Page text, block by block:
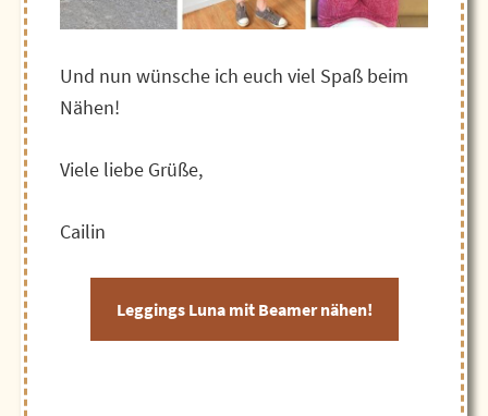
Und nun wünsche ich euch viel Spaß beim
Nähen!
Viele liebe Grüße,
Cailin
Leggings Luna mit Beamer nähen!